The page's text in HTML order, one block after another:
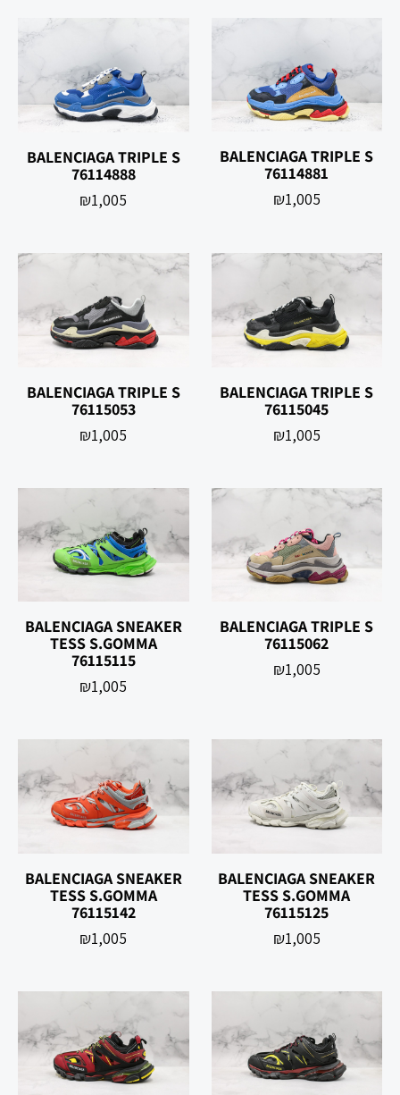
BALENCIAGA TRIPLE S
76114881
₪1,005
BALENCIAGA TRIPLE S
76114888
₪1,005
BALENCIAGA TRIPLE S
76115045
₪1,005
BALENCIAGA TRIPLE S
76115053
₪1,005
BALENCIAGA TRIPLE S
76115062
₪1,005
BALENCIAGA SNEAKER
TESS S.GOMMA
76115115
₪1,005
BALENCIAGA SNEAKER
TESS S.GOMMA
76115125
₪1,005
BALENCIAGA SNEAKER
TESS S.GOMMA
76115142
₪1,005